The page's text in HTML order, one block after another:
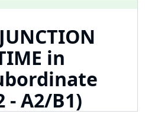
in
- A2/B1)